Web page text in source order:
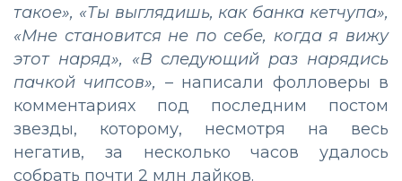
такое», «Ты выглядишь, как банка кетчупа»,
«Мне становится не по себе, когда я вижу
этот наряд», «В следующий раз нарядись
пачкой чипсов», – написали фолловеры в
комментариях под последним постом
звезды, которому, несмотря на весь
негатив, за несколько часов удалось
собрать почти 2 млн лайков.